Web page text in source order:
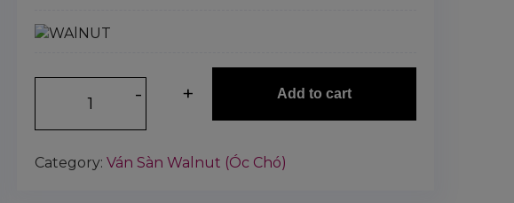
Add to cart
Category: Ván Sàn Walnut (Óc Chó)